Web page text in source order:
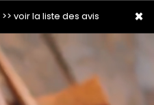
×
>> voir la liste des avis ×